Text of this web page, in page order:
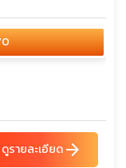
ดูรายละเอียดarrow_forward